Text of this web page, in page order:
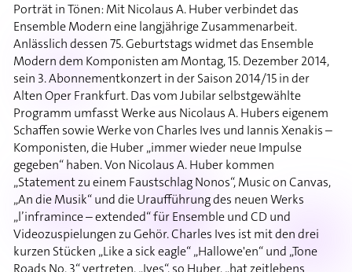
Porträt in Tönen: Mit Nicolaus A. Huber verbindet das
Ensemble Modern eine langjährige Zusammenarbeit.
Anlässlich dessen 75. Geburtstags widmet das Ensemble
Modern dem Komponisten am Montag, 15. Dezember 2014,
sein 3. Abonnementkonzert in der Saison 2014/15 in der
Alten Oper Frankfurt. Das vom Jubilar selbstgewählte
Programm umfasst Werke aus Nicolaus A. Hubers eigenem
Schaffen sowie Werke von Charles Ives und Iannis Xenakis –
Komponisten, die Huber „immer wieder neue Impulse
gegeben“ haben. Von Nicolaus A. Huber kommen
„Statement zu einem Faustschlag Nonos“, Music on Canvas,
„An die Musik“ und die Uraufführung des neuen Werks
„l’inframince – extended“ für Ensemble und CD und
Videozuspielungen zu Gehör. Charles Ives ist mit den drei
kurzen Stücken „Like a sick eagle“ „Hallowe'en“ und „Tone